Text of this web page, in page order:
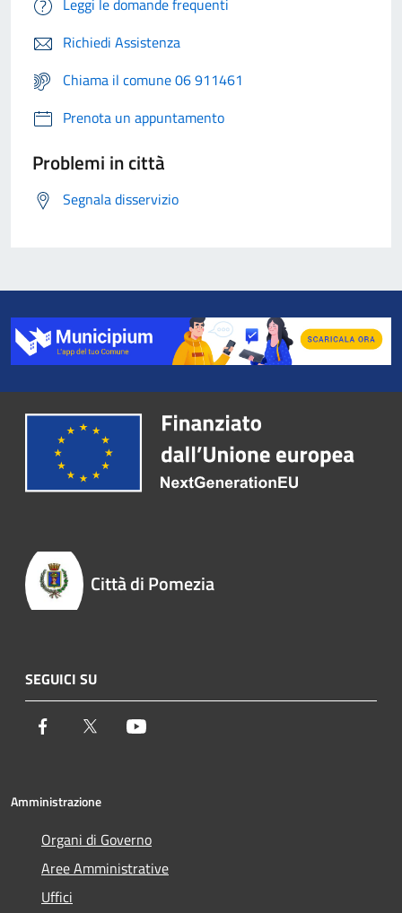
Leggi le domande frequenti
Richiedi Assistenza
Chiama il comune 06 911461
Prenota un appuntamento
Problemi in città
Segnala disservizio
Città di Pomezia
SEGUICI SU
Facebook Twitter
Amministrazione
Organi di Governo
Aree Amministrative
Uffici